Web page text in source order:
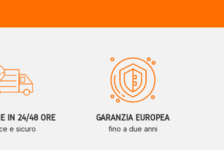
IN 24/48 ORE
e sicuro
GARANZIA EUROPEA
fino a due anni